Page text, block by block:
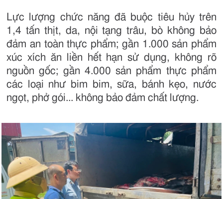
Lực lượng chức năng đã buộc tiêu hủy trên
1,4 tấn thịt, da, nội tạng trâu, bò không bảo
đảm an toàn thực phẩm; gần 1.000 sản phẩm
xúc xích ăn liền hết hạn sử dụng, không rõ
nguồn gốc; gần 4.000 sản phẩm thực phẩm
các loại như bim bim, sữa, bánh kẹo, nước
ngọt, phở gói... không bảo đảm chất lượng.